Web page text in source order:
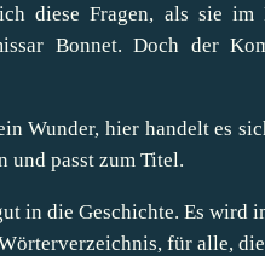
diese Fragen, als sie im
Bonnet. Doch der
Wunder, hier handelt es
und passt zum Titel.
in die Geschichte. Es wird
für alle,